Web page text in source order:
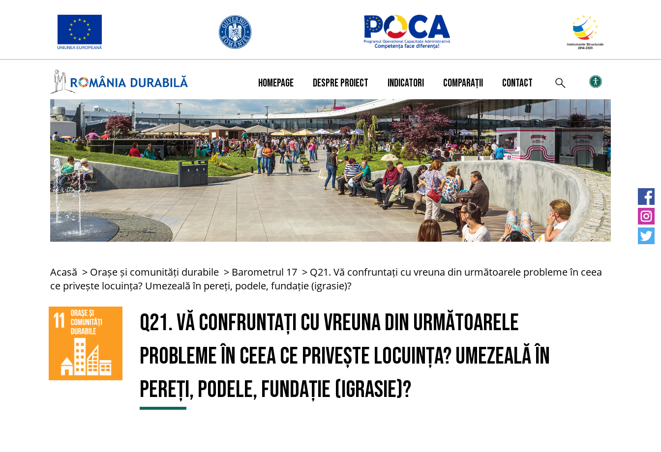
HOMEPAGE DESPRE PROIECT INDICATORI COMPARAȚII CONTACT
Acasă Orașe și comunități durabile Barometrul 17
Q21. Vă confruntați cu vreuna din următoarele probleme în ceea
ce privește locuința? Umezeală în pereți, podele, fundație (igrasie)?
Q21. Vă confruntați cu vreuna din următoarele
probleme în ceea ce privește locuința? Umezeală în
pereți, podele, fundație (igrasie)?